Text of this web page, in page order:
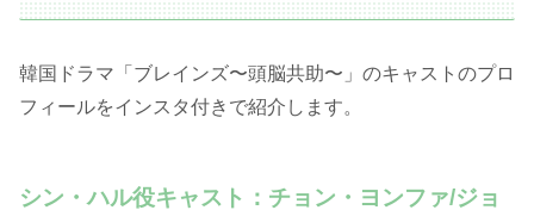
韓国ドラマ「ブレインズ〜頭脳共助〜」のキャストのプロ
フィールをインスタ付きで紹介します。
シン・ハル役キャスト：チョン・ヨンファ/ジョ